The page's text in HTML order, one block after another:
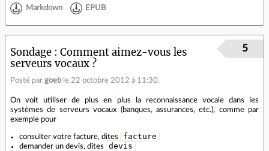
Markdown EPUB
Sondage
Comment aimez-vous les
serveurs vocaux ?
Posté par goeb le 22 octobre 2012 à 11:30.
5
On voit utiliser de plus en plus la reconnaissance vocale dans les
systèmes de serveurs vocaux (banques, assurances, etc.), comme par
exemple pour
consulter votre facture, dites facture
demander un devis, dites devis